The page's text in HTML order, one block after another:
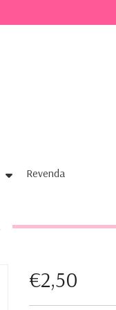
Revenda
€2,50